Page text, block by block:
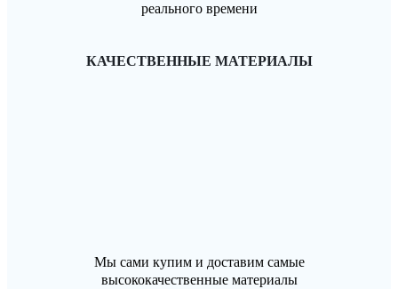
реального времени
КАЧЕСТВЕННЫЕ МАТЕРИАЛЫ
Мы сами купим и доставим самые
высококачественные материалы